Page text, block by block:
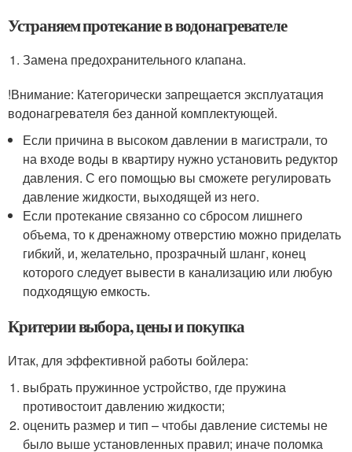
Устраняем протекание в водонагревателе
Замена предохранительного клапана.
!Внимание: Категорически запрещается эксплуатация
водонагревателя без данной комплектующей.
Если причина в высоком давлении в магистрали, то
на входе воды в квартиру нужно установить редуктор
давления. С его помощью вы сможете регулировать
давление жидкости, выходящей из него.
Если протекание связанно со сбросом лишнего
объема, то к дренажному отверстию можно приделать
гибкий, и, желательно, прозрачный шланг, конец
которого следует вывести в канализацию или любую
подходящую емкость.
Критерии выбора, цены и покупка
Итак, для эффективной работы бойлера:
выбрать пружинное устройство, где пружина
противостоит давлению жидкости;
оценить размер и тип – чтобы давление системы не
было выше установленных правил; иначе поломка